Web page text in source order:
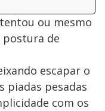
ou mesmo
postura de
escapar o
piadas pesadas
com os